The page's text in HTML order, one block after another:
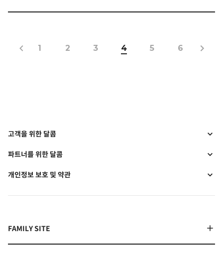
1 2 3 4 5 6
고객을 위한 달콤
파트너를 위한 달콤
개인정보 보호 및 약관